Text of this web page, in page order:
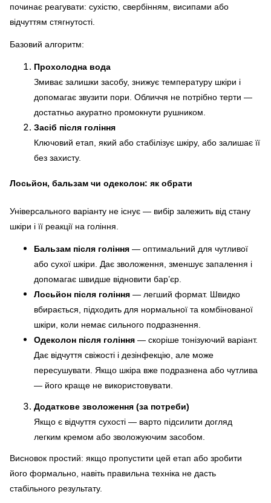
починає реагувати: сухістю, свербінням, висипами або
відчуттям стягнутості.
Базовий алгоритм:
Прохолодна вода
Змиває залишки засобу, знижує температуру шкіри і
допомагає звузити пори. Обличчя не потрібно терти —
достатньо акуратно промокнути рушником.
Засіб після гоління
Ключовий етап, який або стабілізує шкіру, або залишає її
без захисту.
Лосьйон, бальзам чи одеколон: як обрати
Універсального варіанту не існує — вибір залежить від стану
шкіри і її реакції на гоління.
Бальзам після гоління — оптимальний для чутливої
або сухої шкіри. Дає зволоження, зменшує запалення і
допомагає швидше відновити бар’єр.
Лосьйон після гоління — легший формат. Швидко
вбирається, підходить для нормальної та комбінованої
шкіри, коли немає сильного подразнення.
Одеколон після гоління — скоріше тонізуючий варіант.
Дає відчуття свіжості і дезінфекцію, але може
пересушувати. Якщо шкіра вже подразнена або чутлива
— його краще не використовувати.
Додаткове зволоження (за потреби)
Якщо є відчуття сухості — варто підсилити догляд
легким кремом або зволожуючим засобом.
Висновок простий: якщо пропустити цей етап або зробити
його формально, навіть правильна техніка не дасть
стабільного результату.